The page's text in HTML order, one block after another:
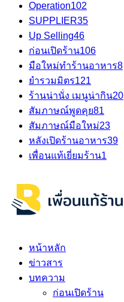
Operation102
SUPPLIER35
Up Selling46
ก่อนเปิดร้าน106
มือใหม่ทำร้านอาหาร8
ยำรวมมิตร121
ร้านน่านั่ง เมนูน่ากิน20
สัมภาษณ์พูดคุย81
สัมภาษณ์มือใหม่23
หลังเปิดร้านอาหาร39
เพื่อนแท้เยี่ยมร้าน1
หน้าหลัก
ข่าวสาร
บทความ
ก่อนเปิดร้าน